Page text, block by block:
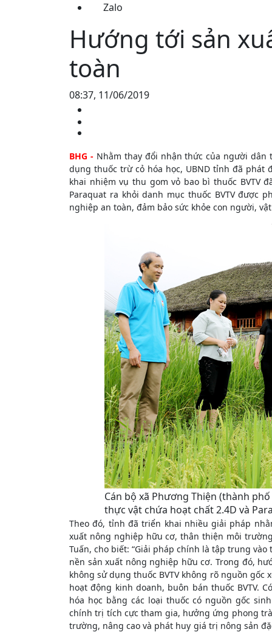
Zalo
Hướng tới sản
toàn
08:37, 11/06/2019
BHG - Nhằm thay đổi nhận thức của người dân
dụng thuốc trừ cỏ hóa học, UBND tỉnh đã
khai nhiệm vụ thu gom vỏ bao bì thuốc BVTV
Paraquat ra khỏi danh mục thuốc BVTV được
nghiệp an toàn, đảm bảo sức khỏe con người,
Cán bộ xã Phương Thiện (thành
thực vật chứa hoạt chất 2.4D và
Theo đó, tỉnh đã triển khai nhiều giải pháp
xuất nông nghiệp hữu cơ, thân thiện môi
Tuấn, cho biết: “Giải pháp chính là tập trung
nền sản xuất nông nghiệp hữu cơ. Trong đó,
không sử dụng thuốc BVTV không rõ nguồn
hoạt động kinh doanh, buôn bán thuốc BVTV.
hóa học bằng các loại thuốc có nguồn gốc
chính trị tích cực tham gia, hưởng ứng phong
trường, nâng cao và phát huy giá trị nông sản